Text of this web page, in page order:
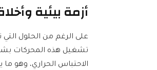
أزمة بيئية
على الرغم من الحلول التي
تشغيل هذه المحركات
الاحتباس الحراري، وهو ما